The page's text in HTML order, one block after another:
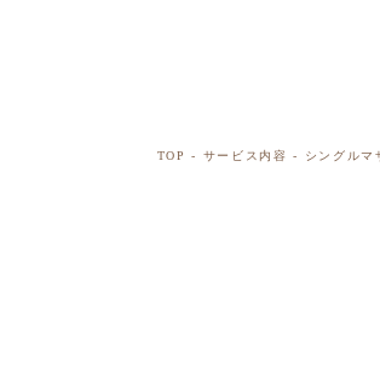
TOP サービス内容 シングルマ